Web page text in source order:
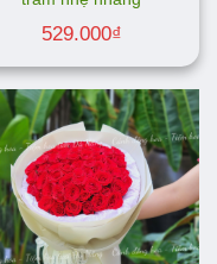
529.000₫